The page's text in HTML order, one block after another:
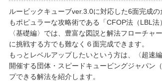
ルービックキューブver.3.0に対応した6面完成
もポピュラーな攻略術である「CFOP法（LBL法
〈基礎編〉では、豊富な図説と解法フローチ
に挑戦する方でも難なく６面完成できます。
もっとレベルアップしたいという方は、〈超速
開催する団体・スピードキュービングジャパン
プできる解法を紹介します。
で購入 楽